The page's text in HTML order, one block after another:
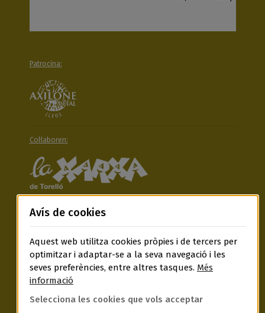
Patrocina:
Col·laboren:
Segueix-nos a:
Avís de cookies
Aquest web utilitza cookies pròpies i de tercers per
optimitzar i adaptar-se a la seva navegació i les
seves preferències, entre altres tasques. Més
informació
Selecciona les cookies que vols acceptar